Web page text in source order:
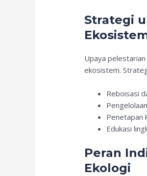
Strategi
Upaya
ekosistem.
Reboisasi
Penetapan
Edukasi
Peran
Ekologi